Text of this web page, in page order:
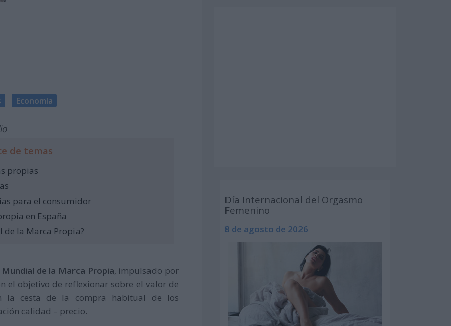
Economía
de temas
propias
para el consumidor
en España
de la Marca Propia?
de la Marca Propia, impulsado por
el objetivo de reflexionar sobre el valor de
la cesta de la compra habitual de los
calidad – precio.
Día Internacional del Orgasmo
Femenino
8 de agosto de 2026